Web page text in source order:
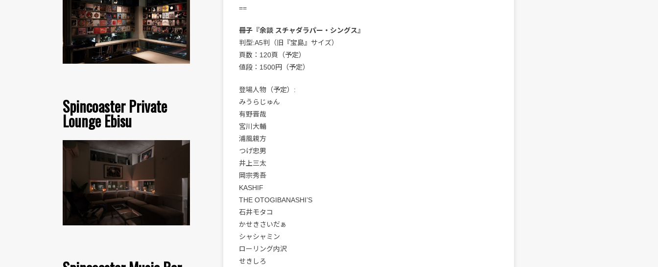
Spincoaster Private
Lounge Ebisu
==
冊子『余談 スチャダラパー・シングス』
判型:A5判（旧『宝島』サイズ）
頁数：120頁（予定）
値段：1500円（予定）
登場人物（予定）:
みうらじゅん
有野晋哉
宮川大輔
浦風親方
つげ忠男
井上三太
岡宗秀吾
KASHIF
THE OTOGIBANASHI’S
石井モタコ
かせきさいだぁ
シャシャミン
ローリング内沢
せきしろ